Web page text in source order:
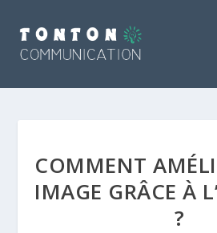
COMMENT
IMAGE GRÂCE À
?